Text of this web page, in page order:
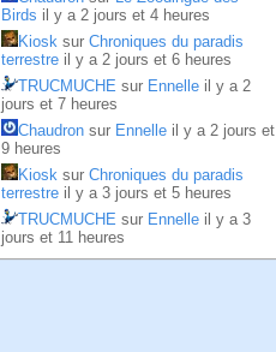
Birds il y a 2 jours et 4 heures
Kiosk sur Chroniques du paradis
terrestre il y a 2 jours et 6 heures
TRUCMUCHE sur Ennelle il y a 2
jours et 7 heures
Chaudron sur Ennelle il y a 2 jours et
9 heures
Kiosk sur Chroniques du paradis
terrestre il y a 3 jours et 5 heures
TRUCMUCHE sur Ennelle il y a 3
jours et 11 heures